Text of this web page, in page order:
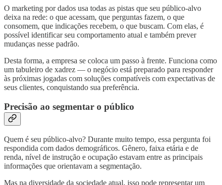
O marketing por dados usa todas as pistas que seu público-alvo
deixa na rede: o que acessam, que perguntas fazem, o que
consomem, que indicações recebem, o que buscam. Com elas, é
possível identificar seu comportamento atual e também prever
mudanças nesse padrão.
Desta forma, a empresa se coloca um passo à frente. Funciona como
um tabuleiro de xadrez — o negócio está preparado para responder
às próximas jogadas com soluções compatíveis com expectativas de
seus clientes, conquistando sua preferência.
Precisão ao segmentar o público
Quem é seu público-alvo? Durante muito tempo, essa pergunta foi
respondida com dados demográficos. Gênero, faixa etária e de
renda, nível de instrução e ocupação estavam entre as principais
informações que orientavam a segmentação.
Mas na diversidade da sociedade atual, isso pode representar um